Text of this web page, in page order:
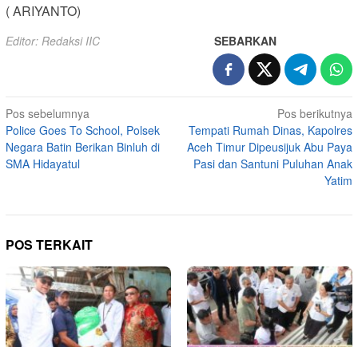
( ARIYANTO)
Editor: Redaksi IIC SEBARKAN
Navigasi
pos
Pos sebelumnya
Police Goes To School, Polsek
Negara Batin Berikan Binluh di
SMA Hidayatul
Pos berikutnya
Tempati Rumah Dinas, Kapolres
Aceh Timur Dipeusijuk Abu Paya
Pasi dan Santuni Puluhan Anak
Yatim
POS TERKAIT